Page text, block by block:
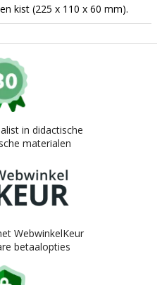
kist (225 x 110 x 60 mm).
in didactische
materialen
WebwinkelKeur
betaalopties